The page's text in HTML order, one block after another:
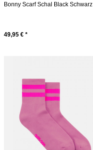
Bonny Scarf Schal Black Schwarz
49,95 € *